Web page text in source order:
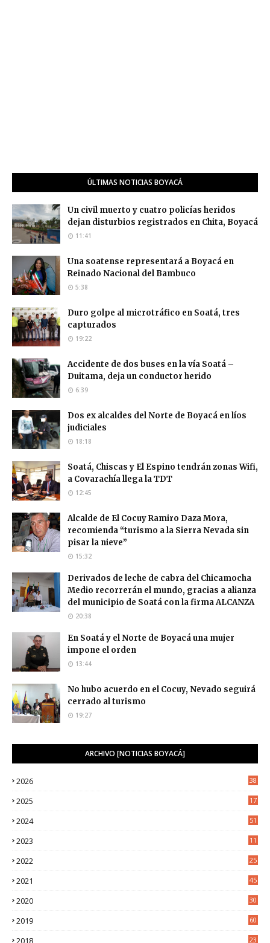
ÚLTIMAS NOTICIAS BOYACÁ
Un civil muerto y cuatro policías heridos
dejan disturbios registrados en Chita, Boyacá
11:41
Una soatense representará a Boyacá en
Reinado Nacional del Bambuco
5:38
Duro golpe al microtráfico en Soatá, tres
capturados
19:22
Accidente de dos buses en la vía Soatá –
Duitama, deja un conductor herido
6:39
Dos ex alcaldes del Norte de Boyacá en líos
judiciales
18:18
Soatá, Chiscas y El Espino tendrán zonas Wifi,
a Covarachía llega la TDT
12:45
Alcalde de El Cocuy Ramiro Daza Mora,
recomienda “turismo a la Sierra Nevada sin
pisar la nieve”
15:32
Derivados de leche de cabra del Chicamocha
Medio recorrerán el mundo, gracias a alianza
del municipio de Soatá con la firma ALCANZA
20:38
En Soatá y el Norte de Boyacá una mujer
impone el orden
13:44
No hubo acuerdo en el Cocuy, Nevado seguirá
cerrado al turismo
19:27
ARCHIVO [NOTICIAS BOYACÁ]
2026 38
2025
17
2024 51
2023
11
2022
25
2021
45
2020
30
2019 60
2018 23